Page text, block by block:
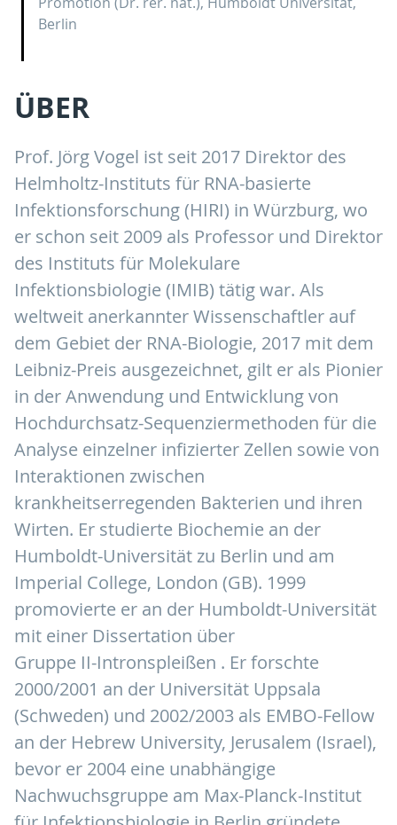
ÜBER
Prof. Jörg Vogel ist seit 2017 Direktor des
Helmholtz-Instituts für RNA-basierte
Infektionsforschung (HIRI) in Würzburg, wo
er schon seit 2009 als Professor und Direktor
des Instituts für Molekulare
Infektionsbiologie (IMIB) tätig war. Als
weltweit anerkannter Wissenschaftler auf
dem Gebiet der RNA-Biologie, 2017 mit dem
Leibniz-Preis ausgezeichnet, gilt er als Pionier
in der Anwendung und Entwicklung von
Hochdurchsatz-Sequenziermethoden für die
Analyse einzelner infizierter Zellen sowie von
Interaktionen zwischen
krankheitserregenden Bakterien und ihren
Wirten. Er studierte Biochemie an der
Humboldt-Universität zu Berlin und am
Imperial College, London (GB). 1999
promovierte er an der Humboldt-Universität
mit einer Dissertation über
Gruppe II-Intronspleißen . Er forschte
2000/2001 an der Universität Uppsala
(Schweden) und 2002/2003 als EMBO-Fellow
an der Hebrew University, Jerusalem (Israel),
bevor er 2004 eine unabhängige
Nachwuchsgruppe am Max-Planck-Institut
Berlin